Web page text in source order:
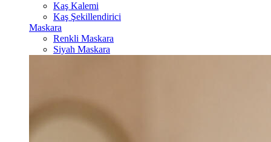
Kaş Kalemi
Kaş Şekillendirici
Maskara
Renkli Maskara
Siyah Maskara